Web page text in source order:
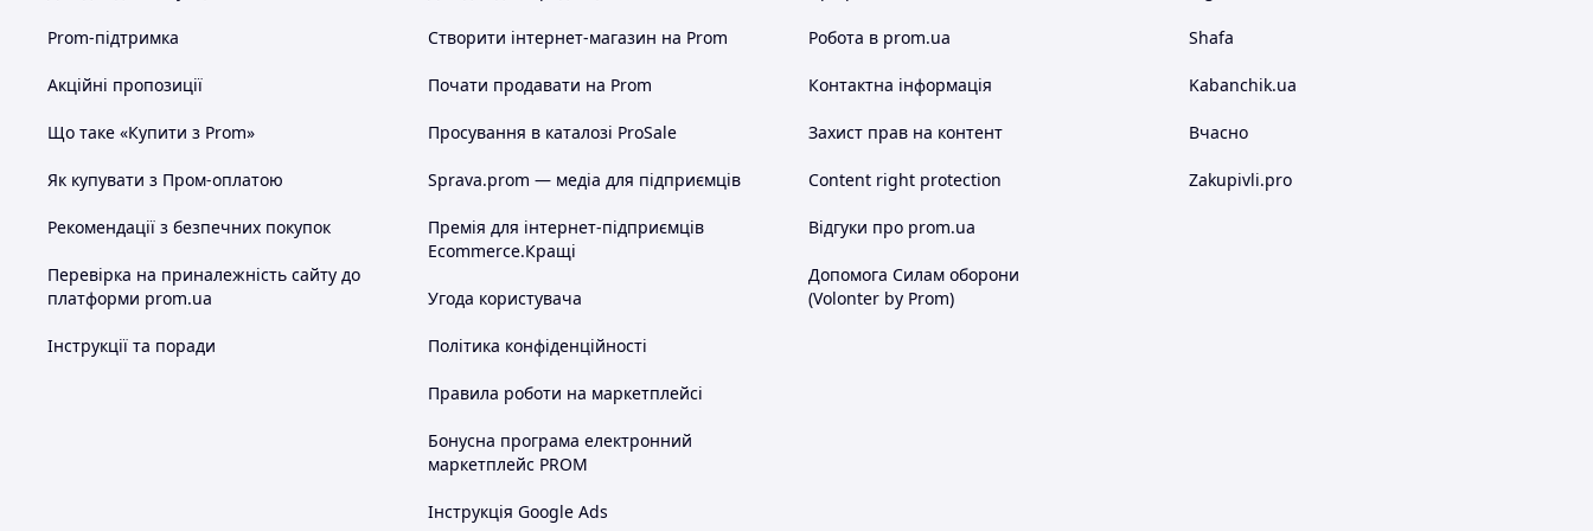
однакову функцію та гарантують чудовий результат при випіканні великоднього хліба.
Схожі товари за характеристиками
Prom-підтримка
Акційні пропозиції
Що таке «Купити з Prom»
Як купувати з Пром-оплатою
Рекомендації з безпечних покупок
Перевірка на приналежність сайту до
платформи prom.ua
Інструкції та поради
Створити інтернет-магазин на Prom
Почати продавати на Prom
Просування в каталозі ProSale
Sprava.prom — медіа для підприємців
Премія для інтернет-підприємців
Ecommerce.Кращі
Угода користувача
Політика конфіденційності
Правила роботи на маркетплейсі
Бонусна програма електронний
маркетплейс PROM
Інструкція Google Ads
Робота в prom.ua
Контактна інформація
Захист прав на контент
Content right protection
Відгуки про prom.ua
Допомога Силам оборони
(Volonter by Prom)
Shafa
Kabanchik.ua
Вчасно
Zakupivli.pro